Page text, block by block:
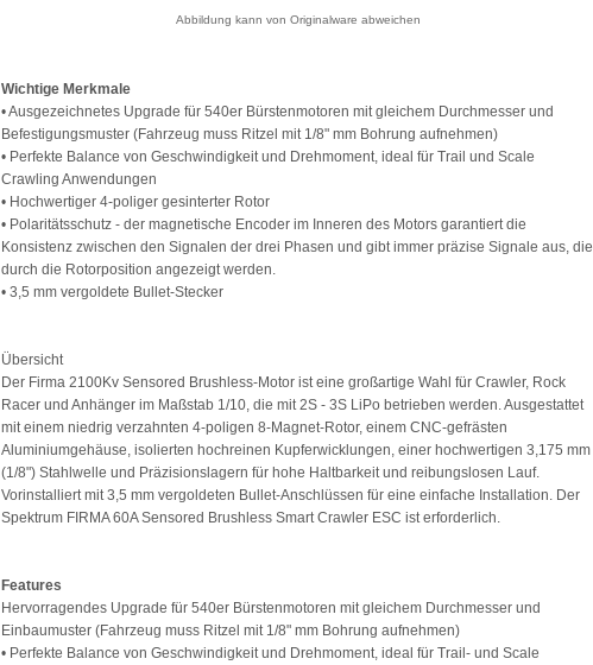
Abbildung kann von Originalware abweichen
Wichtige Merkmale
• Ausgezeichnetes Upgrade für 540er Bürstenmotoren mit gleichem Durchmesser und
Befestigungsmuster (Fahrzeug muss Ritzel mit 1/8" mm Bohrung aufnehmen)
• Perfekte Balance von Geschwindigkeit und Drehmoment, ideal für Trail und Scale
Crawling Anwendungen
• Hochwertiger 4-poliger gesinterter Rotor
• Polaritätsschutz - der magnetische Encoder im Inneren des Motors garantiert die
Konsistenz zwischen den Signalen der drei Phasen und gibt immer präzise Signale aus, die
durch die Rotorposition angezeigt werden.
• 3,5 mm vergoldete Bullet-Stecker
Übersicht
Der Firma 2100Kv Sensored Brushless-Motor ist eine großartige Wahl für Crawler, Rock
Racer und Anhänger im Maßstab 1/10, die mit 2S - 3S LiPo betrieben werden. Ausgestattet
mit einem niedrig verzahnten 4-poligen 8-Magnet-Rotor, einem CNC-gefrästen
Aluminiumgehäuse, isolierten hochreinen Kupferwicklungen, einer hochwertigen 3,175 mm
(1/8") Stahlwelle und Präzisionslagern für hohe Haltbarkeit und reibungslosen Lauf.
Vorinstalliert mit 3,5 mm vergoldeten Bullet-Anschlüssen für eine einfache Installation. Der
Spektrum FIRMA 60A Sensored Brushless Smart Crawler ESC ist erforderlich.
Features
Hervorragendes Upgrade für 540er Bürstenmotoren mit gleichem Durchmesser und
Einbaumuster (Fahrzeug muss Ritzel mit 1/8" mm Bohrung aufnehmen)
• Perfekte Balance von Geschwindigkeit und Drehmoment, ideal für Trail- und Scale